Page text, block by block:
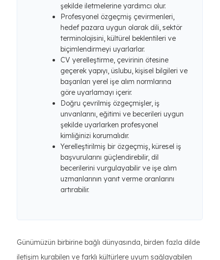
şekilde iletmelerine yardımcı olur.
Profesyonel özgeçmiş çevirmenleri,
hedef pazara uygun olarak dili, sektör
terminolojisini, kültürel beklentileri ve
biçimlendirmeyi uyarlarlar.
CV yerelleştirme, çevirinin ötesine
geçerek yapıyı, üslubu, kişisel bilgileri ve
başarıları yerel işe alım normlarına
göre uyarlamayı içerir.
Doğru çevrilmiş özgeçmişler, iş
unvanlarını, eğitimi ve becerileri uygun
şekilde uyarlarken profesyonel
kimliğinizi korumalıdır.
Yerelleştirilmiş bir özgeçmiş, küresel iş
başvurularını güçlendirebilir, dil
becerilerini vurgulayabilir ve işe alım
uzmanlarının yanıt verme oranlarını
artırabilir.
Günümüzün birbirine bağlı dünyasında, birden fazla dilde
iletişim kurabilen ve farklı kültürlere uyum sağlayabilen